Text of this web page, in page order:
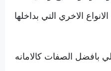
الاخري التي بداخلها
بافضل الصفات كالامانه